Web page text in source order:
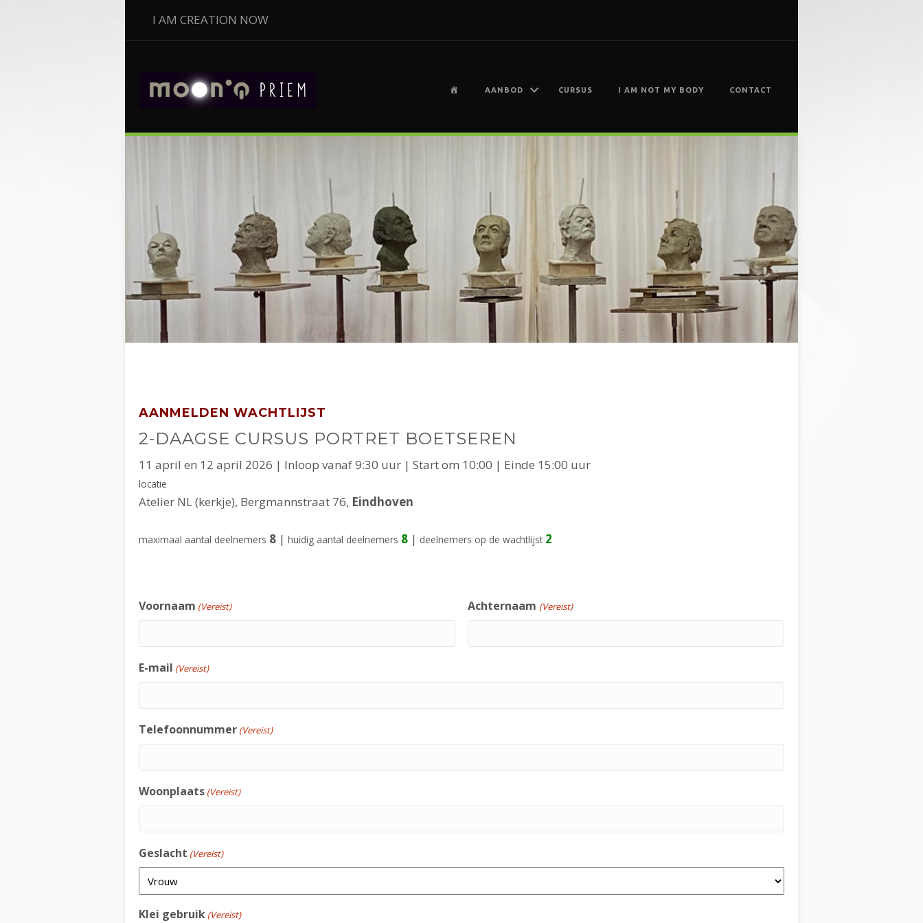
I AM CREATION NOW
AANBOD CURSUS I AM NOT MY BODY CONTACT
AANMELDEN WACHTLIJST
2-DAAGSE CURSUS PORTRET BOETSEREN
11 april en 12 april 2026 | Inloop vanaf 9:30 uur | Start om 10:00 | Einde 15:00 uur
locatie
Atelier NL (kerkje), Bergmannstraat 76, Eindhoven
maximaal aantal deelnemers 8 | huidig aantal deelnemers 8 | deelnemers op de wachtlijst 2
Voornaam (Vereist) Achternaam (Vereist)
E-mail (Vereist)
Telefoonnummer (Vereist)
Woonplaats (Vereist)
Geslacht (Vereist)
Klei gebruik (Vereist)